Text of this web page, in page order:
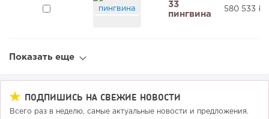
33
пингвина
580 533 ₽
Показать еще
ПОДПИШИСЬ НА СВЕЖИЕ НОВОСТИ
Всего раз в неделю, самые актуальные новости и предложения.